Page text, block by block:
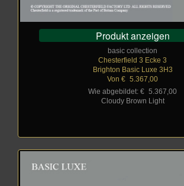
Produkt anzeigen
basic collection
Chesterfield 3 Ecke 3
Brighton Basic Luxe 3H3
Von € 5.367,00
Wie abgebildet: € 5.367,00
Cloudy Brown Light